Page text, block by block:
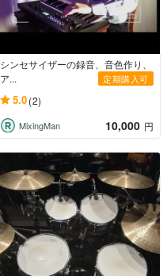
シンセサイザーの録音、音色作り、
ア...
定期購入可
5.0(2)
MixingMan 10,000 円